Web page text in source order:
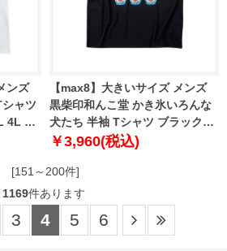
ンズ
ャツ
4L 5L
【max8】大きいサイズ メンズ
黒柴印和んこ堂 かき氷いろんな
犬たち 半袖 Tシャツ ブラック
1258-5210-2 3L 4L 5L 6L 8L
￥3,960(税込)
[151～200件]
1169件あります
3 4 5 6